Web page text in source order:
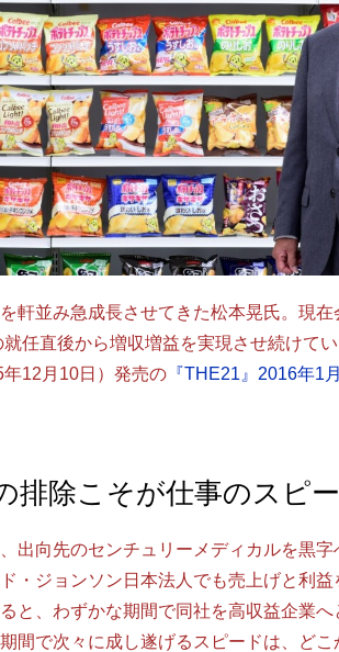
軒並み急成長させてきた松本晃氏。現在
任直後から増収増益を実現させ続けて
12月10日）発売の 『THE21』2016年1
排除こそが仕事のスピ
出向先のセンチュリーメディカルを黒字
・ジョンソン日本法人でも売上げと利益
と、わずかな期間で同社を高収益企業
間で次々に成し遂げるスピードは、どこ